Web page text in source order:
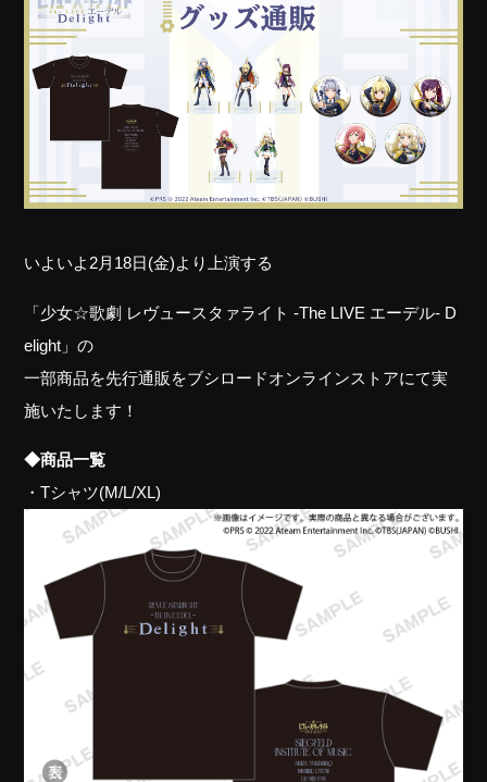
いよいよ2月18日(金)より上演する
「少女☆歌劇 レヴュースタァライト -The LIVE エーデル- D
elight」の
一部商品を先行通販をブシロードオンラインストアにて実
施いたします！
◆商品一覧
・Tシャツ(M/L/XL)